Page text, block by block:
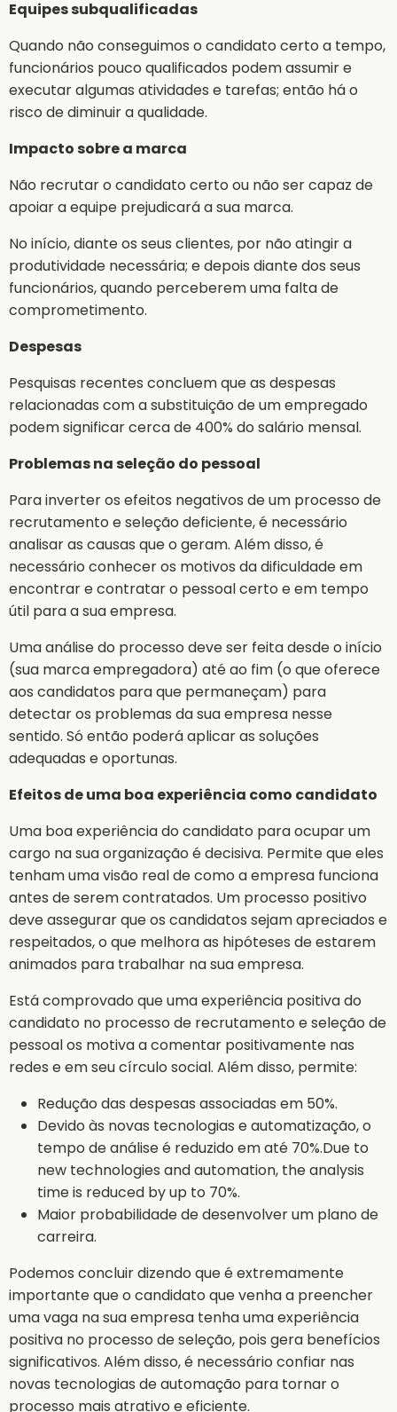
Equipes subqualificadas
Quando não conseguimos o candidato certo a tempo,
funcionários pouco qualificados podem assumir e
executar algumas atividades e tarefas; então há o
risco de diminuir a qualidade.
Impacto sobre a marca
Não recrutar o candidato certo ou não ser capaz de
apoiar a equipe prejudicará a sua marca.
No início, diante os seus clientes, por não atingir a
produtividade necessária; e depois diante dos seus
funcionários, quando perceberem uma falta de
comprometimento.
Despesas
Pesquisas recentes concluem que as despesas
relacionadas com a substituição de um empregado
podem significar cerca de 400% do salário mensal.
Problemas na seleção do pessoal
Para inverter os efeitos negativos de um processo de
recrutamento e seleção deficiente, é necessário
analisar as causas que o geram. Além disso, é
necessário conhecer os motivos da dificuldade em
encontrar e contratar o pessoal certo e em tempo
útil para a sua empresa.
Uma análise do processo deve ser feita desde o início
(sua marca empregadora) até ao fim (o que oferece
aos candidatos para que permaneçam) para
detectar os problemas da sua empresa nesse
sentido. Só então poderá aplicar as soluções
adequadas e oportunas.
Efeitos de uma boa experiência como candidato
Uma boa experiência do candidato para ocupar um
cargo na sua organização é decisiva. Permite que eles
tenham uma visão real de como a empresa funciona
antes de serem contratados. Um processo positivo
deve assegurar que os candidatos sejam apreciados e
respeitados, o que melhora as hipóteses de estarem
animados para trabalhar na sua empresa.
Está comprovado que uma experiência positiva do
candidato no processo de recrutamento e seleção de
pessoal os motiva a comentar positivamente nas
redes e em seu círculo social. Além disso, permite:
Redução das despesas associadas em 50%.
Devido às novas tecnologias e automatização, o
tempo de análise é reduzido em até 70%.Due to
new technologies and automation, the analysis
time is reduced by up to 70%.
Maior probabilidade de desenvolver um plano de
carreira.
Podemos concluir dizendo que é extremamente
importante que o candidato que venha a preencher
uma vaga na sua empresa tenha uma experiência
positiva no processo de seleção, pois gera benefícios
significativos. Além disso, é necessário confiar nas
novas tecnologias de automação para tornar o
processo mais atrativo e eficiente.